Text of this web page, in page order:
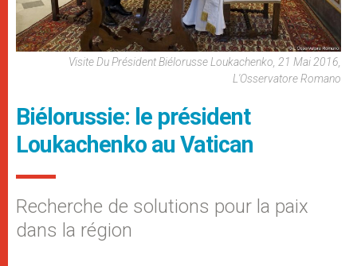
Visite Du Président Biélorusse Loukachenko, 21 Mai 2016,
L'Osservatore Romano
Biélorussie: le président
Loukachenko au Vatican
Recherche de solutions pour la paix
dans la région